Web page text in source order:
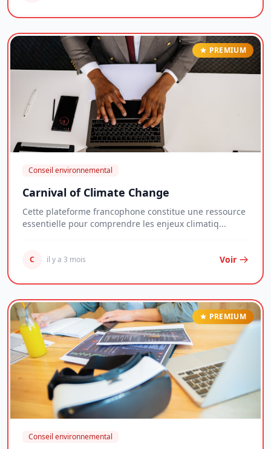
PREMIUM
Conseil environnemental
Carnival of Climate Change
Cette plateforme francophone constitue une ressource
essentielle pour comprendre les enjeux climatiq...
C il y a 3 mois Voir
PREMIUM
Conseil environnemental